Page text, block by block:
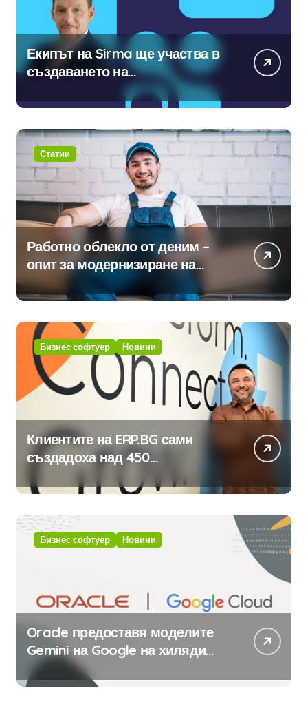
Екипът на Sirma ще участва в
създаването на
международните стандарти за
навлизане на изкуствен
интелект в хотелиерството
Статии
Работно облекло от деним –
опит за модернизиране на
традицията
Бизнес софтуер Новини
Клиентите на ERP.BG сами
създадоха над 450
приложения за ERP системата
с помощта на вградения в нея
изкуствен интелект
Бизнес софтуер Новини
Oracle предоставя моделите
Gemini на Google на хиляди
клиенти на бизнес
приложения